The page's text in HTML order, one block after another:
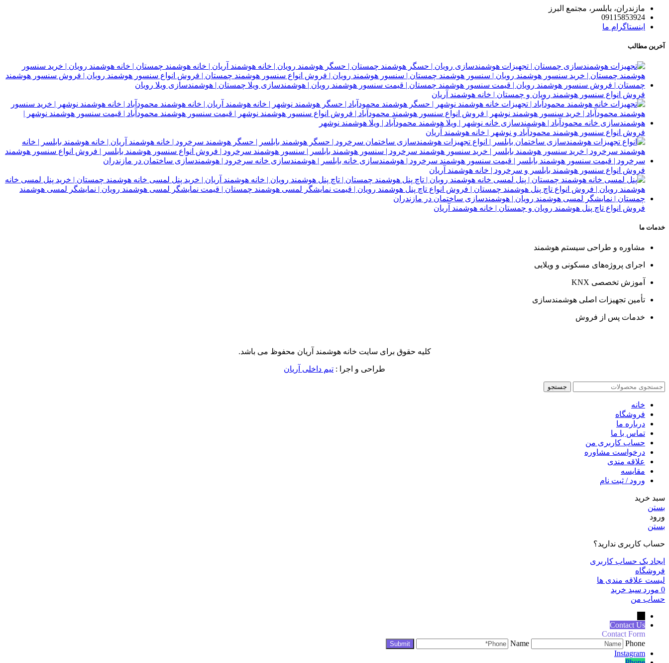
مازندران، بابلسر، مجتمع البرز
09115853924
اینستاگرام ما
آخرین مطالب
فروش انواع سنسور هوشمند رویان و چمستان | خانه هوشمند آریان
فروش انواع سنسور هوشمند محمودآباد و نوشهر | خانه هوشمند آریان
فروش انواع سنسور هوشمند بابلسر و سرخرود | خانه هوشمند آریان
فروش انواع تاچ پنل هوشمند رویان و چمستان | خانه هوشمند آریان
خدمات ما
مشاوره و طراحی سیستم هوشمند
اجرای پروژه‌های مسکونی و ویلایی
آموزش تخصصی KNX
تأمین تجهیزات اصلی هوشمندسازی
خدمات پس از فروش
کلیه حقوق برای سایت خانه هوشمند آریان محفوظ می باشد.
طراحی و اجرا : تیم داخلی آریان
جستجو
خانه
فروشگاه
درباره ما
تماس با ما
حساب کاربری من
درخواست مشاوره
علاقه مندی
مقايسه
ورود / ثبت نام
سبد خرید
بستن
ورود
بستن
حساب کاربری ندارید؟
ایجاد یک حساب کاربری
فروشگاه
لیست علاقه مندی ها
0 مورد سبد خرید
حساب من
Contact Us
Contact Form
Name
Phone
Instagram